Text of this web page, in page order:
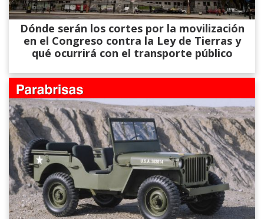
Dónde serán los cortes por la movilización
en el Congreso contra la Ley de Tierras y
qué ocurrirá con el transporte público